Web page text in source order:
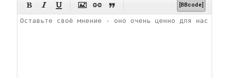
      [BBcode]